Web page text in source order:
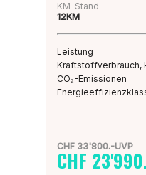
KM-Stand
12KM
Leistung
Kraftstoffverbrauch,
CO₂-Emissionen
CHF 33'800.-UVP
CHF